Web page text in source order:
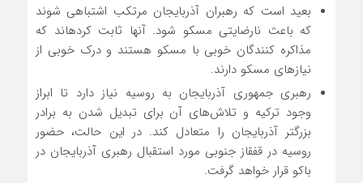
بعید است که رهبران آذربایجان مرتکب اشتباهی شوند
که باعث نارضایتی مسکو شود. آنها ثابت کرده­اند که
مذاکره کنندگان خوبی با مسکو هستند و درک خوبی از
نیازهای مسکو دارند.
رهبری جمهوری آذربایجان به روسیه نیاز دارد تا ابراز
وجود ترکیه و تلاش‌های آن برای تبدیل شدن به برادر
بزرگتر آذربایجان را متعادل کند. در این حالت، حضور
روسیه در قفقاز جنوبی مورد استقبال رهبری آذربایجان در
باکو قرار خواهد گرفت.